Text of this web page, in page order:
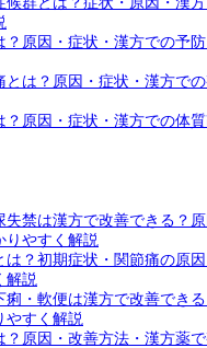
？原因・症状・漢方での予
とは？原因・症状・漢方で
？原因・症状・漢方での体
失禁は漢方で改善できる？
りやすく解説
は？初期症状・関節痛の原
解説
痢・軟便は漢方で改善でき
やすく解説
？原因・改善方法・漢方薬